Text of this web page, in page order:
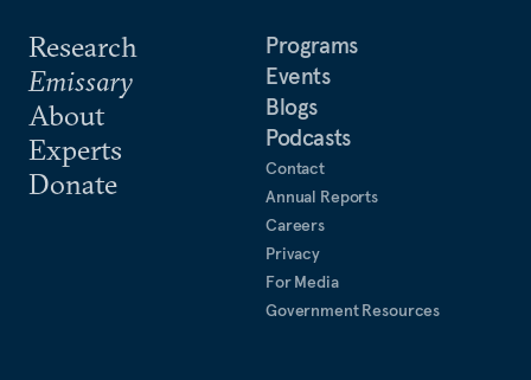
Research
Emissary
About
Experts
Donate
Programs
Events
Blogs
Podcasts
Contact
Annual Reports
Careers
Privacy
For Media
Government Resources